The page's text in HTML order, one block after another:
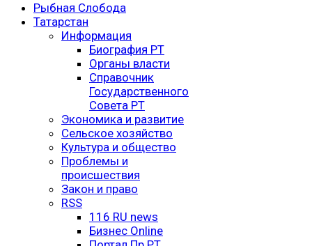
Рыбная Слобода
Татарстан
Информация
Биография РТ
Органы власти
Справочник
Государственного
Совета РТ
Экономика и развитие
Сельское хозяйство
Культура и общество
Проблемы и
происшествия
Закон и право
RSS
116 RU news
Бизнес Online